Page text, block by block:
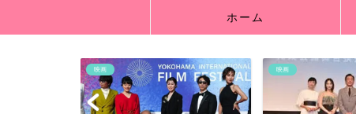
ホーム
映画 映画